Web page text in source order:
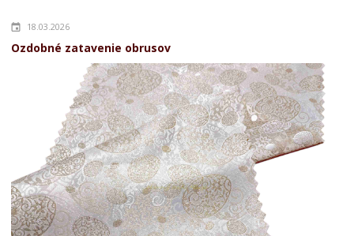
18.03.2026
Ozdobné zatavenie obrusov